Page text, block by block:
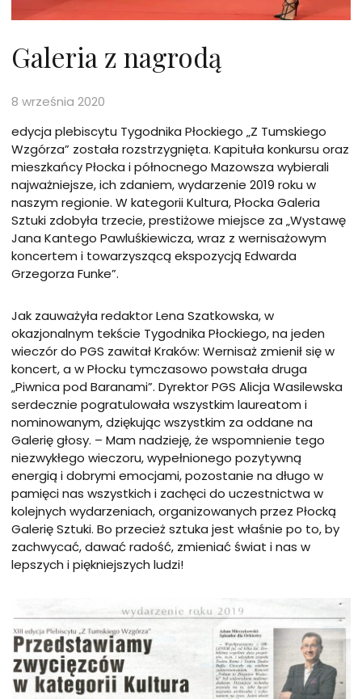
Galeria z nagrodą
8 września 2020
edycja plebiscytu Tygodnika Płockiego „Z Tumskiego
Wzgórza” została rozstrzygnięta. Kapituła konkursu oraz
mieszkańcy Płocka i północnego Mazowsza wybierali
najważniejsze, ich zdaniem, wydarzenie 2019 roku w
naszym regionie. W kategorii Kultura, Płocka Galeria
Sztuki zdobyła trzecie, prestiżowe miejsce za „Wystawę
Jana Kantego Pawluśkiewicza, wraz z wernisażowym
koncertem i towarzyszącą ekspozycją Edwarda
Grzegorza Funke”.
Jak zauważyła redaktor Lena Szatkowska, w
okazjonalnym tekście Tygodnika Płockiego, na jeden
wieczór do PGS zawitał Kraków: Wernisaż zmienił się w
koncert, a w Płocku tymczasowo powstała druga
„Piwnica pod Baranami”. Dyrektor PGS Alicja Wasilewska
serdecznie pogratulowała wszystkim laureatom i
nominowanym, dziękując wszystkim za oddane na
Galerię głosy. – Mam nadzieję, że wspomnienie tego
niezwykłego wieczoru, wypełnionego pozytywną
energią i dobrymi emocjami, pozostanie na długo w
pamięci nas wszystkich i zachęci do uczestnictwa w
kolejnych wydarzeniach, organizowanych przez Płocką
Galerię Sztuki. Bo przecież sztuka jest właśnie po to, by
zachwycać, dawać radość, zmieniać świat i nas w
lepszych i piękniejszych ludzi!